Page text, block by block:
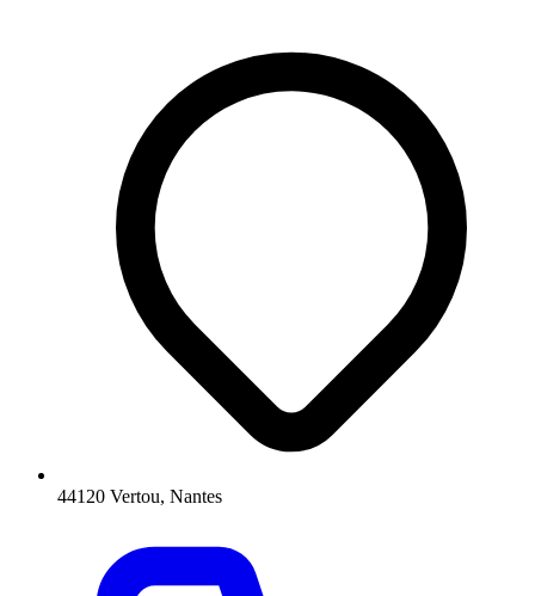
44120 Vertou, Nantes